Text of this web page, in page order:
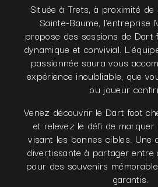
Située à Trets, à proximité
Sainte-Baume, l'entreprise
propose des sessions de Dart
dynamique et convivial.
passionnée saura vous
expérience inoubliable, que
ou joueur
Venez découvrir le Dart foot
et relevez le défi de
visant les bonnes cibles. Une
divertissante à partager entre
pour des souvenirs
garantis.